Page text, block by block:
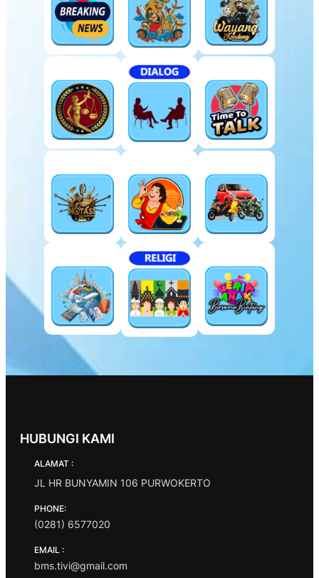
HUBUNGI KAMI
ALAMAT :
JL HR BUNYAMIN 106 PURWOKERTO
PHONE:
(0281) 6577020
EMAIL :
bms.tivi@gmail.com